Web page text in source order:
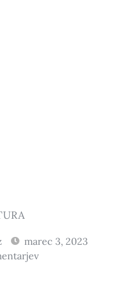
marec 3, 2023